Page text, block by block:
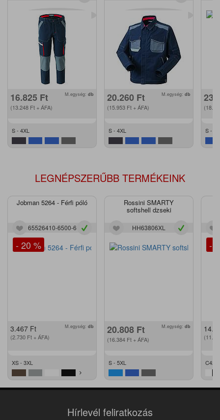
16.825 Ft
(13.248 Ft + ÁFA)
M.egység: db
S - 4XL
20.260 Ft
(15.953 Ft + ÁFA)
M.egység: db
S - 4XL S -
LEGNÉPSZERŰBB TERMÉKEINK
Jobman 5264 - Férfi póló
65526410-6500-6
- 20 %
3.467 Ft
(2.730 Ft + ÁFA)
M.egység: db
XS - 3XL
Rossini SMARTY
softshell dzseki
HH63806XL
20.808 Ft
(16.384 Ft + ÁFA)
M.egység: db
S - 5XL
-
C42 -
Hírlevél feliratkozás